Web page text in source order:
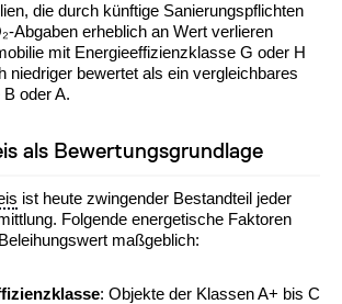
die durch künftige Sanierungspflichten
Abgaben erheblich an Wert verlieren
mit Energieeffizienzklasse G oder H
niedriger bewertet als ein vergleichbares
oder A.
als Bewertungsgrundlage
ist heute zwingender Bestandteil jeder
Folgende energetische Faktoren
maßgeblich:
: Objekte der Klassen A+ bis C